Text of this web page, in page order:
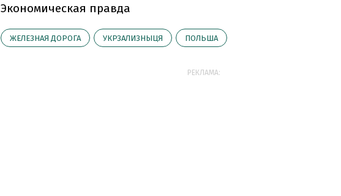
Экономическая правда
ЖЕЛЕЗНАЯ ДОРОГА УКРЗАЛИЗНЫЦЯ ПОЛЬША
РЕКЛАМА: